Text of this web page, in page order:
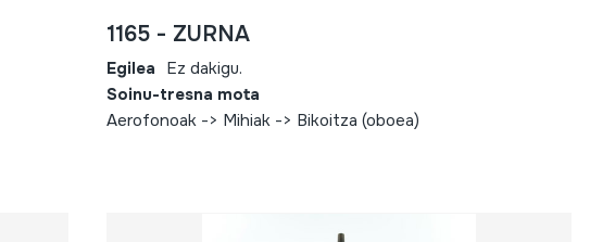
1165 - ZURNA
Egilea Ez dakigu.
Soinu-tresna mota
Aerofonoak -> Mihiak -> Bikoitza (oboea)